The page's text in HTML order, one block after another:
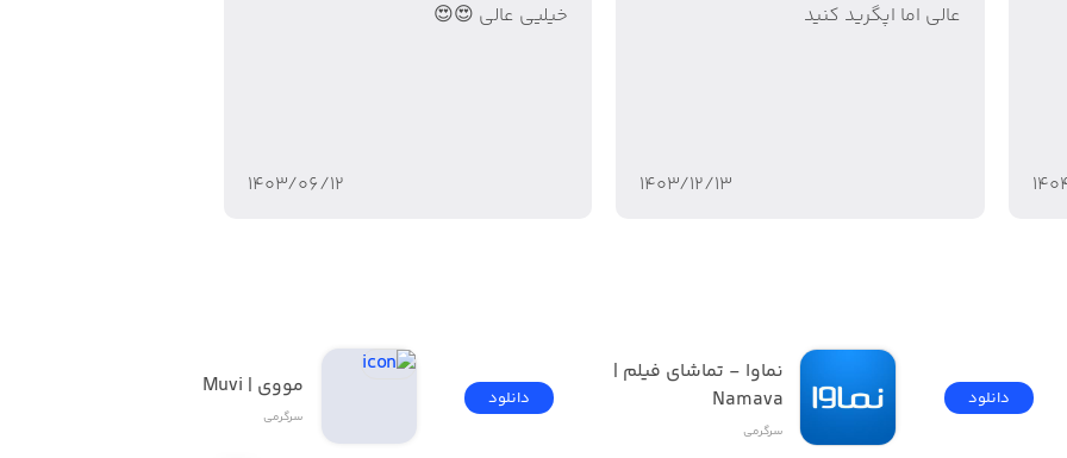
و جذاب
سراسر جهان
صورت کامل توسط بازیکن
مختلف و متنوع
۰۶
عالی اما اپگرید کنید
۱۴۰۳/۱۲/۱۳
خیلیی عالی 😍😍
۱۴۰۳/۰۶/۱۲
دانلود
Namava
سرگرمی
دانلود مووی | Muvi
سرگرمی